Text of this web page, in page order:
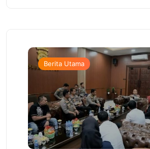
Berita Utama